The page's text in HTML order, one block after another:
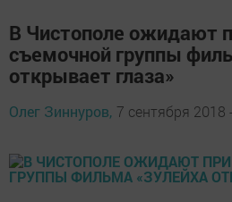
В Чистополе ожидают
съемочной группы
открывает глаза»
Олег Зиннуров, 7 сентября 2018